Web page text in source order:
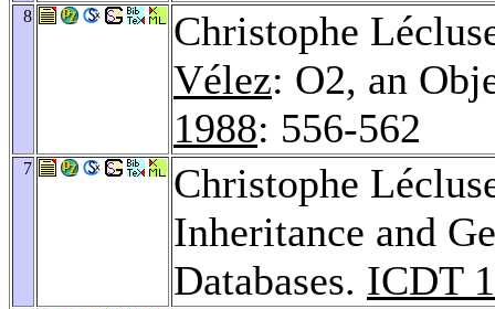
8
Christophe
Vélez: O2, an
1988: 556-562
7
Christophe
Inheritance and
Databases. ICDT